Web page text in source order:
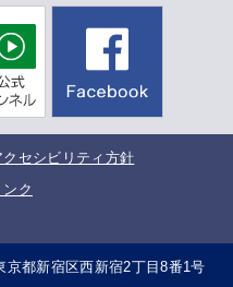
クセシビリティ方針
ンク
都新宿区西新宿2丁目8番1号